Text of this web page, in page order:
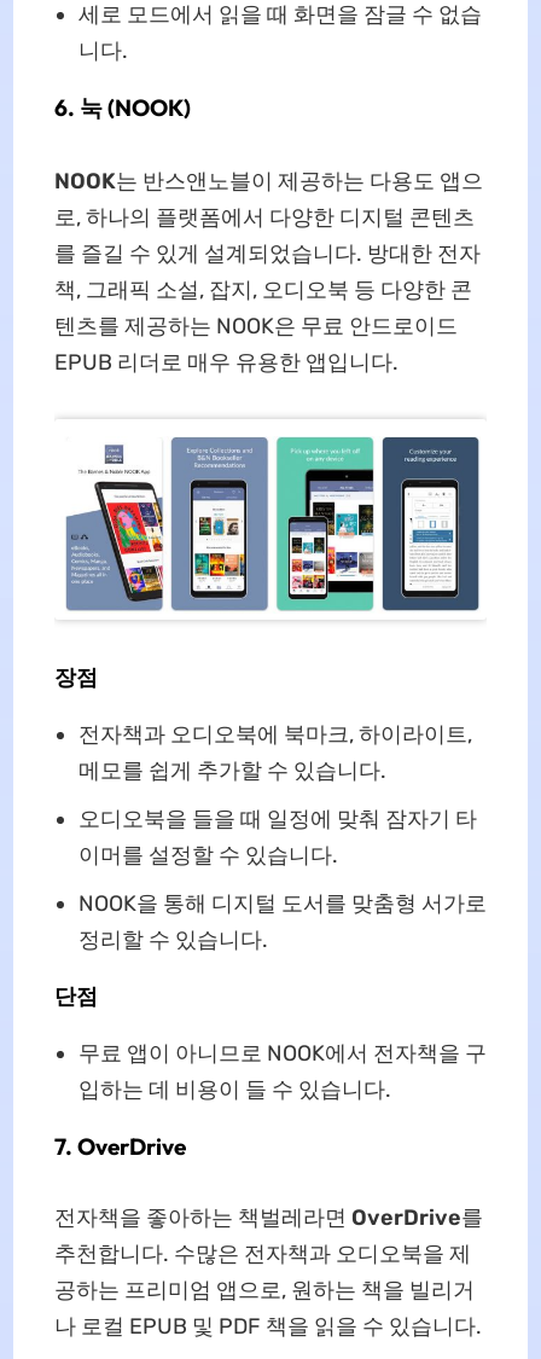
세로 모드에서 읽을 때 화면을 잠글 수 없습
니다.
6. 눅 (NOOK)
NOOK는 반스앤노블이 제공하는 다용도 앱으
로, 하나의 플랫폼에서 다양한 디지털 콘텐츠
를 즐길 수 있게 설계되었습니다. 방대한 전자
책, 그래픽 소설, 잡지, 오디오북 등 다양한 콘
텐츠를 제공하는 NOOK은 무료 안드로이드
EPUB 리더로 매우 유용한 앱입니다.
장점
전자책과 오디오북에 북마크, 하이라이트,
메모를 쉽게 추가할 수 있습니다.
오디오북을 들을 때 일정에 맞춰 잠자기 타
이머를 설정할 수 있습니다.
NOOK을 통해 디지털 도서를 맞춤형 서가로
정리할 수 있습니다.
단점
무료 앱이 아니므로 NOOK에서 전자책을 구
입하는 데 비용이 들 수 있습니다.
7. OverDrive
전자책을 좋아하는 책벌레라면 OverDrive를
추천합니다. 수많은 전자책과 오디오북을 제
공하는 프리미엄 앱으로, 원하는 책을 빌리거
나 로컬 EPUB 및 PDF 책을 읽을 수 있습니다.